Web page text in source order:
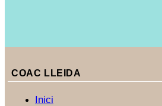
COAC LLEIDA
Inici